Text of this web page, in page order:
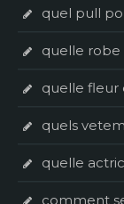
quel pull
quelle robe
quelle fleur
quels
quelle
comment